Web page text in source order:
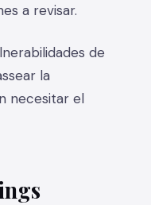
a revisar.
de
la
necesitar el